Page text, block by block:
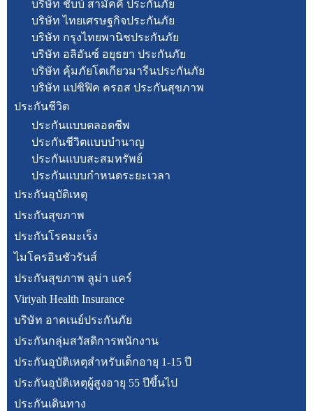
บริษัท ชับบ์ สามัคคี ประกันภัย
บริษัท ไทยเศรษฐกิจประกันภัย
บริษัท กรุงไทยพานิชประกันภัย
บริษัท อลิอันซ์ อยุธยา ประกันภัย
บริษัท คุ้มภัยโตเกียวมารีนประกันภัย
บริษัท แปซิฟิค ครอส ประกันสุขภาพ
ประกันชีวิต
ประกันแบบตลอดชีพ
ประกันชีวิตแบบบำนาญ
ประกันแบบสะสมทรัพย์
ประกันแบบกำหนดระยะเวลา
ประกันอุบัติเหตุ
ประกันสุขภาพ
ประกันโรคมะเร็ง
ไมโครอินชัวรันส์
ประกันสุขภาพ ลูม่า แคร์
Viriyah Health Insurance
บริษัท อาคเนย์ประกันภัย
ประกันกลุ่มสวัสดิการพนักงาน
ประกันอุบัติเหตุสำหรับเด็กอายุ 1-15 ปี
ประกันอุบัติเหตุผู้สูงอายุ 55 ปีขึ้นไป
ประกันเดินทาง